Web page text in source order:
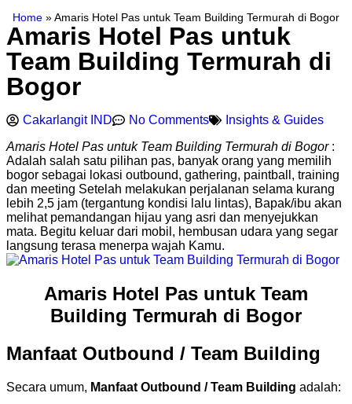
Home » Amaris Hotel Pas untuk Team Building Termurah di Bogor
Amaris Hotel Pas untuk
Team Building Termurah di
Bogor
Cakarlangit IND No Comments
Insights & Guides
Amaris Hotel Pas untuk Team Building Termurah di Bogor:
Adalah salah satu pilihan pas, banyak orang yang memilih
bogor sebagai lokasi outbound, gathering, paintball, training
dan meeting Setelah melakukan perjalanan selama kurang
lebih 2,5 jam (tergantung kondisi lalu lintas), Bapak/ibu akan
melihat pemandangan hijau yang asri dan menyejukkan
mata. Begitu keluar dari mobil, hembusan udara yang segar
langsung terasa menerpa wajah Kamu.
Amaris Hotel Pas untuk Team
Building Termurah di Bogor
Manfaat Outbound / Team Building
Secara umum, Manfaat Outbound / Team Building adalah: